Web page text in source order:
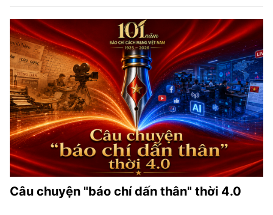
Câu chuyện "báo chí dấn thân" thời 4.0